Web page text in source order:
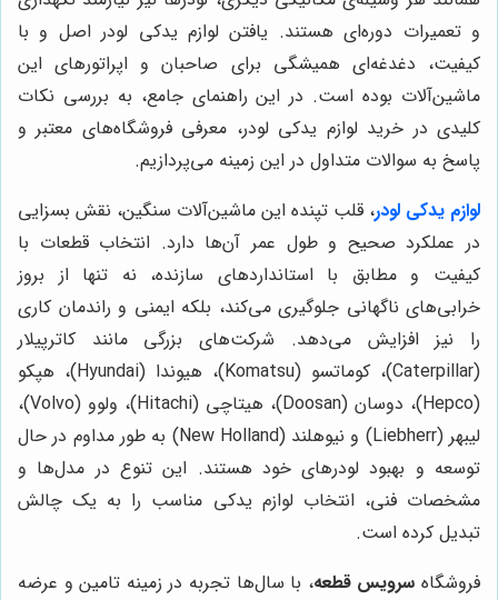
و تعمیرات دوره‌ای هستند. یافتن لوازم یدکی لودر اصل و با
کیفیت، دغدغه‌ای همیشگی برای صاحبان و اپراتورهای این
ماشین‌آلات بوده است. در این راهنمای جامع، به بررسی نکات
کلیدی در خرید لوازم یدکی لودر، معرفی فروشگاه‌های معتبر و
پاسخ به سوالات متداول در این زمینه می‌پردازیم.
لوازم یدکی لودر، قلب تپنده این ماشین‌آلات سنگین، نقش بسزایی
در عملکرد صحیح و طول عمر آن‌ها دارد. انتخاب قطعات با
کیفیت و مطابق با استانداردهای سازنده، نه تنها از بروز
خرابی‌های ناگهانی جلوگیری می‌کند، بلکه ایمنی و راندمان کاری
را نیز افزایش می‌دهد. شرکت‌های بزرگی مانند کاترپیلار
(Caterpillar)، کوماتسو (Komatsu)، هیوندا (Hyundai)، هپکو
(Hepco)، دوسان (Doosan)، هیتاچی (Hitachi)، ولوو (Volvo)،
لیبهر (Liebherr) و نیوهلند (New Holland) به طور مداوم در حال
توسعه و بهبود لودرهای خود هستند. این تنوع در مدل‌ها و
مشخصات فنی، انتخاب لوازم یدکی مناسب را به یک چالش
تبدیل کرده است.
فروشگاه سرویس قطعه، با سال‌ها تجربه در زمینه تامین و عرضه